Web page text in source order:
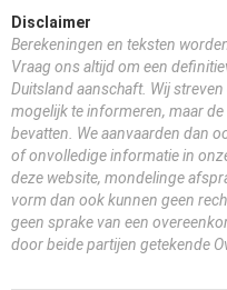
Disclaimer
Berekeningen en teksten
Vraag ons altijd om een
Duitsland aanschaft. Wij
mogelijk te informeren, maar
bevatten. We aanvaarden dan
of onvolledige informatie in
deze website, mondelinge
vorm dan ook kunnen geen
geen sprake van een
door beide partijen getekende